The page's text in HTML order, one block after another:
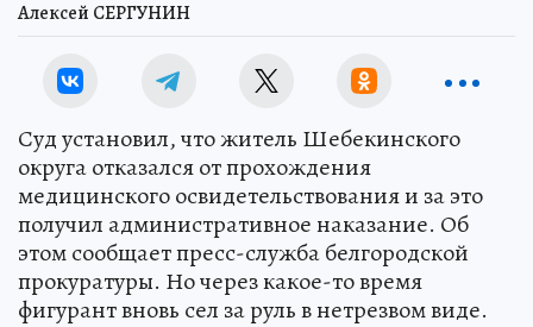
Алексей СЕРГУНИН
Суд установил, что житель Шебекинского
округа отказался от прохождения
медицинского освидетельствования и за это
получил административное наказание. Об
этом сообщает пресс-служба белгородской
прокуратуры. Но через какое-то время
фигурант вновь сел за руль в нетрезвом виде.